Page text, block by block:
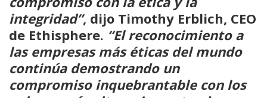
integridad”, dijo Timothy Erblich, CEO
de Ethisphere. “El reconocimiento a
las empresas más éticas del mundo
continúa demostrando un
compromiso inquebrantable con los